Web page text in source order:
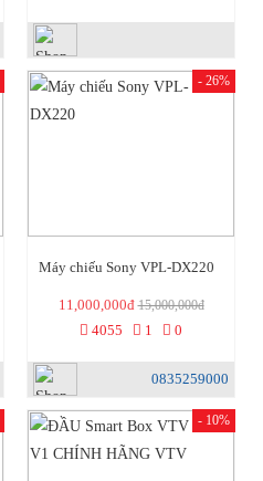
- 26%
Máy chiếu Sony VPL-DX220
11,000,000đ15,000,000đ
4055 1 0
0835259000
- 10%